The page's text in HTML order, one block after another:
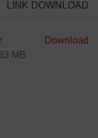
LINK DOWNLOAD
MB
Download